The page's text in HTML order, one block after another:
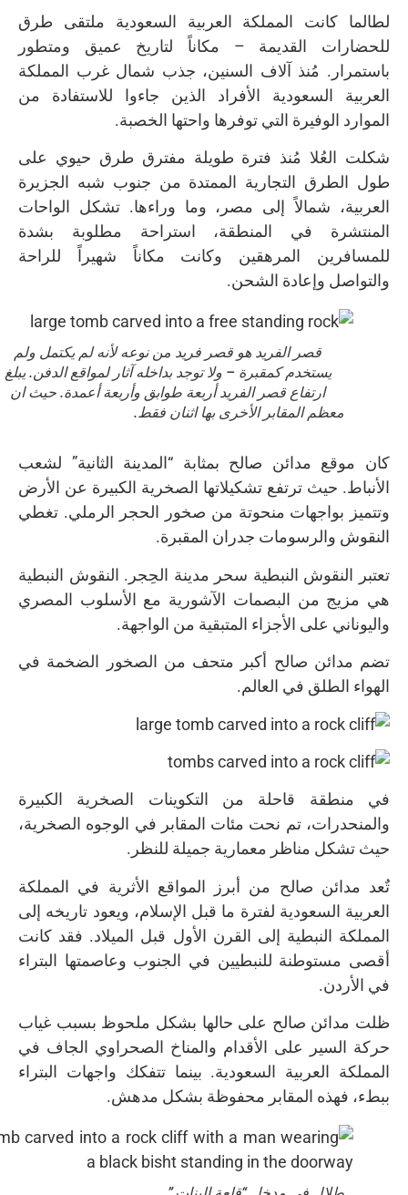
لطالما كانت المملكة العربية السعودية ملتقى طرق
للحضارات القديمة – مكاناً لتاريخ عميق ومتطور
باستمرار. مُنذ آلاف السنين، جذب شمال غرب المملكة
العربية السعودية الأفراد الذين جاءوا للاستفادة من
الموارد الوفيرة التي توفرها واحتها الخصبة.
شكلت العُلا مُنذ فترة طويلة مفترق طرق حيوي على
طول الطرق التجارية الممتدة من جنوب شبه الجزيرة
العربية، شمالاً إلى مصر، وما وراءها. تشكل الواحات
المنتشرة في المنطقة، استراحة مطلوبة بشدة
للمسافرين المرهقين وكانت مكاناً شهيراً للراحة
والتواصل وإعادة الشحن.
قصر الفريد هو قصر فريد من نوعه لأنه لم يكتمل ولم
يستخدم كمقبرة – ولا توجد بداخله آثار لمواقع الدفن. يبلغ
ارتفاع قصر الفريد أربعة طوابق وأربعة أعمدة. حيث ان
معظم المقابر الأخرى بها اثنان فقط.
كان موقع مدائن صالح بمثابة “المدينة الثانية” لشعب
الأنباط. حيث ترتفع تشكيلاتها الصخرية الكبيرة عن الأرض
وتتميز بواجهات منحوتة من صخور الحجر الرملي. تغطي
النقوش والرسومات جدران المقبرة.
تعتبر النقوش النبطية سحر مدينة الحِجر. النقوش النبطية
هي مزيج من البصمات الآشورية مع الأسلوب المصري
واليوناني على الأجزاء المتبقية من الواجهة.
تضم مدائن صالح أكبر متحف من الصخور الضخمة في
الهواء الطلق في العالم.
في منطقة قاحلة من التكوينات الصخرية الكبيرة
والمنحدرات، تم نحت مئات المقابر في الوجوه الصخرية،
حيث تشكل مناظر معمارية جميلة للنظر.
تٌعد مدائن صالح من أبرز المواقع الأثرية في المملكة
العربية السعودية لفترة ما قبل الإسلام، ويعود تاريخه إلى
المملكة النبطية إلى القرن الأول قبل الميلاد. فقد كانت
أقصى مستوطنة للنبطيين في الجنوب وعاصمتها البتراء
في الأردن.
ظلت مدائن صالح على حالها بشكل ملحوظ بسبب غياب
حركة السير على الأقدام والمناخ الصحراوي الجاف في
المملكة العربية السعودية. بينما تتفكك واجهات البتراء
ببطء، فهذه المقابر محفوظة بشكل مدهش.